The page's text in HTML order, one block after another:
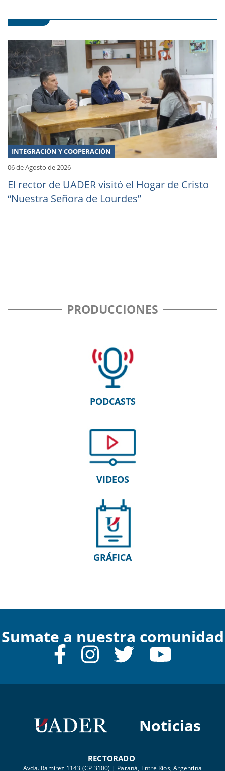
INTEGRACIÓN Y COOPERACIÓN
06 de Agosto de 2026
El rector de UADER visitó el Hogar de Cristo
“Nuestra Señora de Lourdes”
PRODUCCIONES
PODCASTS
VIDEOS
GRÁFICA
Sumate a nuestra comunidad
Noticias
RECTORADO
Avda. Ramírez 1143 (CP 3100) | Paraná, Entre Ríos, Argentina